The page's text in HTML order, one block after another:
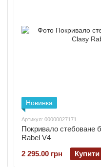
Новинка
Артикул: 00000027171
Покривало стебоване
Rabel V4
2 295.00 грн
Купити